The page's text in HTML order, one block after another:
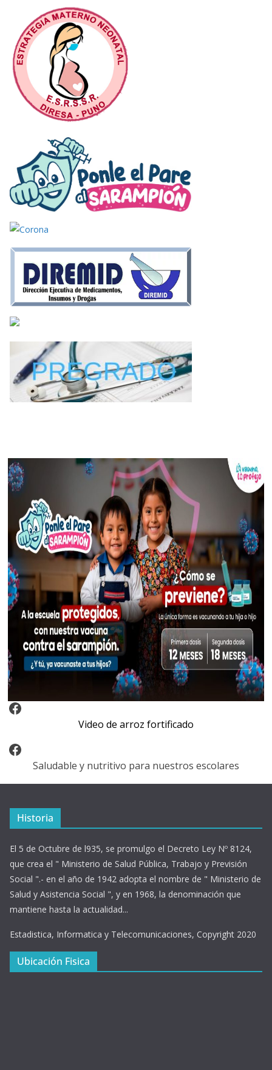
Video Arroz Fortificado
Video de arroz fortificado
Facebook
Saludable y nutritivo para nuestros escolares
Historia
El 5 de Octubre de l935, se promulgo el Decreto Ley Nº 8124,
que crea el " Ministerio de Salud Pública, Trabajo y Previsión
Social ".- en el año de 1942 adopta el nombre de " Ministerio de
Salud y Asistencia Social ", y en 1968, la denominación que
mantiene hasta la actualidad...
Estadistica, Informatica y Telecomunicaciones, Copyright 2020
Ubicación Fisica